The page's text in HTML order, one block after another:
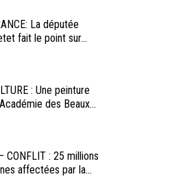
La députée
fait le point sur...
: Une peinture
des Beaux...
CONFLIT : 25 millions
affectées par la...